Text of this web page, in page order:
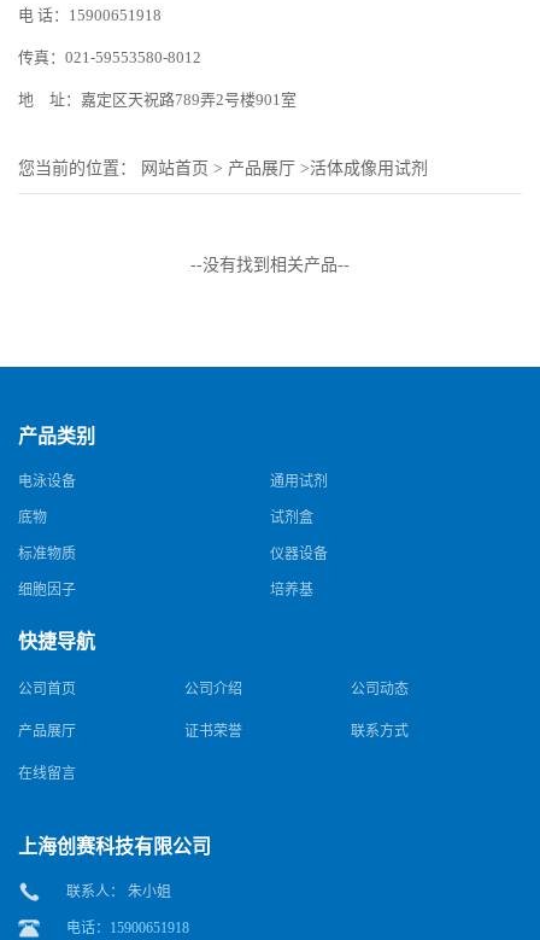
电 话：15900651918
传真：021-59553580-8012
地 址：嘉定区天祝路789弄2号楼901室
您当前的位置： 网站首页 > 产品展厅 >活体成像用试剂
--没有找到相关产品--
产品类别
电泳设备 通用试剂
底物 试剂盒
标准物质 仪器设备
细胞因子 培养基
快捷导航
公司首页 公司介绍 公司动态
产品展厅 证书荣誉 联系方式
在线留言
上海创赛科技有限公司
联系人： 朱小姐
电话：15900651918